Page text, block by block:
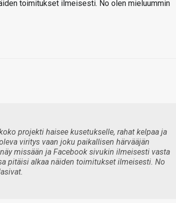
toimitukset ilmeisesti. No olen mieluummin
projekti haisee kusetukselle, rahat kelpaa ja
viritys vaan joku paikallisen härvääjän
missään ja Facebook sivukin ilmeisesti vasta
pitäisi alkaa näiden toimitukset ilmeisesti. No